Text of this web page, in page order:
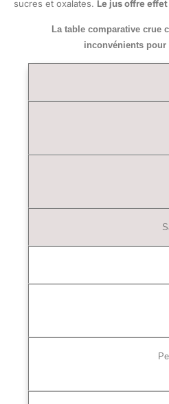
sucres et oxalates. Le jus offre
La table comparative crue
inconvénients pour